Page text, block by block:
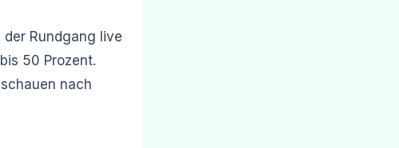
Rundgang live
50 Prozent.
nach